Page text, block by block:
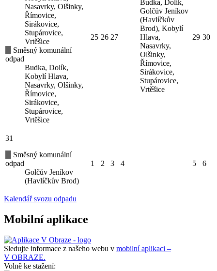
Nasavrky, Olšinky,
Římovice,
Sirákovice,
Stupárovice,
Vrtěšice
Směsný komunální
odpad
Budka, Dolík,
Kobylí Hlava,
Nasavrky, Olšinky,
Římovice,
Sirákovice,
Stupárovice,
Vrtěšice
25 26 27
Budka, Dolík,
Golčův Jeníkov
(Havlíčkův
Brod), Kobylí
Hlava,
Nasavrky,
Olšinky,
Římovice,
Sirákovice,
Stupárovice,
Vrtěšice
29 30
31
Směsný komunální
odpad
Golčův Jeníkov
(Havlíčkův Brod)
1 2 3 4 5 6
Kalendář svozu odpadu
Mobilní aplikace
Sledujte informace z našeho webu v mobilní aplikaci –
V OBRAZE.
Volně ke stažení: